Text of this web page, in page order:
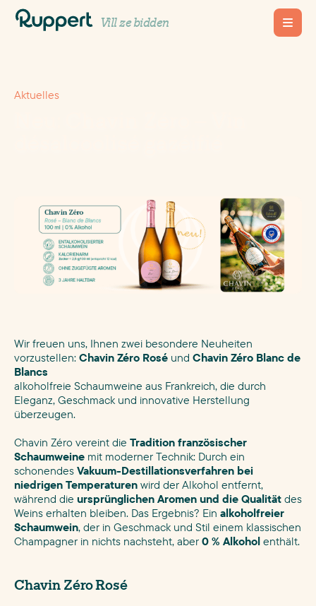
Vill ze bidden
Aktuelles
Wir freuen uns, Ihnen zwei besondere Neuheiten
vorzustellen: Chavin Zéro Rosé und Chavin Zéro Blanc de
Blancs
alkoholfreie Schaumweine aus Frankreich, die durch
Eleganz, Geschmack und innovative Herstellung
überzeugen.
Chavin Zéro vereint die Tradition französischer
Schaumweine mit moderner Technik: Durch ein
schonendes Vakuum-Destillationsverfahren bei
niedrigen Temperaturen wird der Alkohol entfernt,
während die ursprünglichen Aromen und die Qualität des
Weins erhalten bleiben. Das Ergebnis? Ein alkoholfreier
Schaumwein, der in Geschmack und Stil einem klassischen
Champagner in nichts nachsteht, aber 0 % Alkohol enthält.
Chavin Zéro Rosé